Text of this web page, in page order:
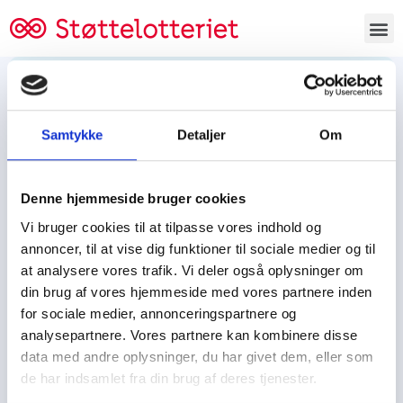
Samtykke Detaljer Om
Denne hjemmeside bruger cookies
Vi bruger cookies til at tilpasse vores indhold og
annoncer, til at vise dig funktioner til sociale medier og til
at analysere vores trafik. Vi deler også oplysninger om
din brug af vores hjemmeside med vores partnere inden
for sociale medier, annonceringspartnere og
analysepartnere. Vores partnere kan kombinere disse
data med andre oplysninger, du har givet dem, eller som
de har indsamlet fra din brug af deres tjenester.
Tjen penge og støt
Tjen penge til:
Spejdere/spejdergruppen/FDF’ere, m.fl.
Kontor
Tjenpengeogstoet.dk
Ejby Industrivej 91
DK – 2600 Glostrup
CVR: 19347508